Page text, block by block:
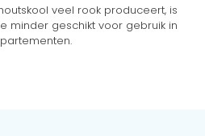
veel rook produceert, is
minder geschikt voor gebruik in